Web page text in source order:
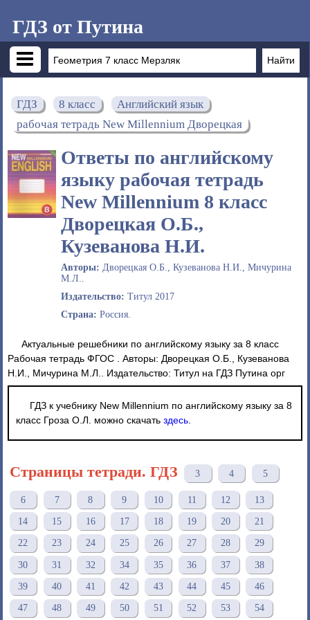
ГДЗ от Путина
ГДЗ 8 класс
Английский язык
рабочая тетрадь New Millennium Дворецкая
Ответы по английскому
языку рабочая тетрадь
New Millennium 8 класс
Дворецкая О.Б.,
Кузеванова Н.И.
Авторы: Дворецкая О.Б., Кузеванова Н.И., Мичурина
М.Л..
Издательство: Титул 2017
Страна: Россия.
Актуальные решебники по английскому языку за 8 класс
Рабочая тетрадь ФГОС . Авторы: Дворецкая О.Б., Кузеванова
Н.И., Мичурина М.Л.. Издательство: Титул на ГДЗ Путина орг
ГДЗ к учебнику New Millennium по английскому языку за 8
класс Гроза О.Л. можно скачать здесь
Страницы тетради. ГДЗ 3 4 5
6 7 8 9 10 11 12 13
14 15 16 17 18 19 20 21
22 23 24 25 26 27 28 29
30 31 32 34 35 36 37 38
39 40 41 42 43 44 45 46
47 48 49 50 51 52 53 54